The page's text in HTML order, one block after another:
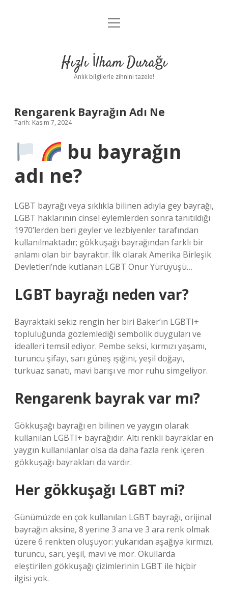
Anasayfa
Yasal Uyarı
menüyü
Hızlı İlham Durağı
Anlık bilgilerle zihnini tazele!
Rengarenk Bayrağın Adı Ne
Tarih: Kasım 7, 2024
bu bayrağın
adı ne?
LGBT bayrağı veya sıklıkla bilinen adıyla gey bayrağı,
LGBT haklarının cinsel eylemlerden sonra tanıtıldığı
1970’lerden beri geyler ve lezbiyenler tarafından
kullanılmaktadır; gökkuşağı bayrağından farklı bir
anlamı olan bir bayraktır. İlk olarak Amerika Birleşik
Devletleri’nde kutlanan LGBT Onur Yürüyüşü…
LGBT bayrağı neden var?
Bayraktaki sekiz rengin her biri Baker’ın LGBTI+
topluluğunda gözlemlediği sembolik duyguları ve
idealleri temsil ediyor. Pembe seksi, kırmızı yaşamı,
turuncu şifayı, sarı güneş ışığını, yeşil doğayı,
turkuaz sanatı, mavi barışı ve mor ruhu simgeliyor.
Rengarenk bayrak var mı?
Gökkuşağı bayrağı en bilinen ve yaygın olarak
kullanılan LGBTI+ bayrağıdır. Altı renkli bayraklar en
yaygın kullanılanlar olsa da daha fazla renk içeren
gökkuşağı bayrakları da vardır.
Her gökkuşağı LGBT mi?
Günümüzde en çok kullanılan LGBT bayrağı, orijinal
bayrağın aksine, 8 yerine 3 ana ve 3 ara renk olmak
üzere 6 renkten oluşuyor: yukarıdan aşağıya kırmızı,
turuncu, sarı, yeşil, mavi ve mor. Okullarda
eleştirilen gökkuşağı çizimlerinin LGBT ile hiçbir
ilgisi yok.